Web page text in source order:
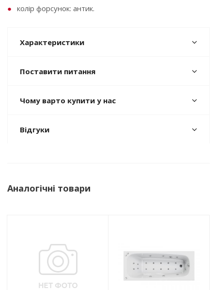
колір форсунок: антик.
Характеристики
Поставити питання
Чому варто купити у нас
Відгуки
Аналогічні товари